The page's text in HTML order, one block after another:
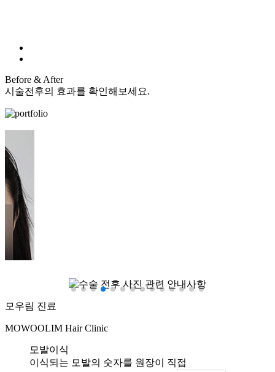
Before & After
시술전후의 효과를 확인해보세요.
모우림 진료
MOWOOLIM Hair Clinic
모발이식
이식되는 모발의 숫자를 원장이 직접